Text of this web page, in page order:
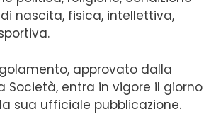
nascita, fisica, intellettiva,
approvato dalla
Società, entra in vigore il giorno
sua ufficiale pubblicazione.